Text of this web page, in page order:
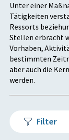
Unter einer
Tätigkeiten
Ressorts
Stellen erbracht
Vorhaben,
bestimmten
aber auch die
werden.
Filter